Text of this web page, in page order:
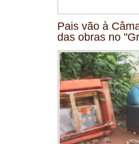
Pais vão à
das obras no